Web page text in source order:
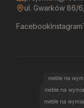
ul. Gwarków 86/
FacebookInstagram
meble na
meble na
meble na